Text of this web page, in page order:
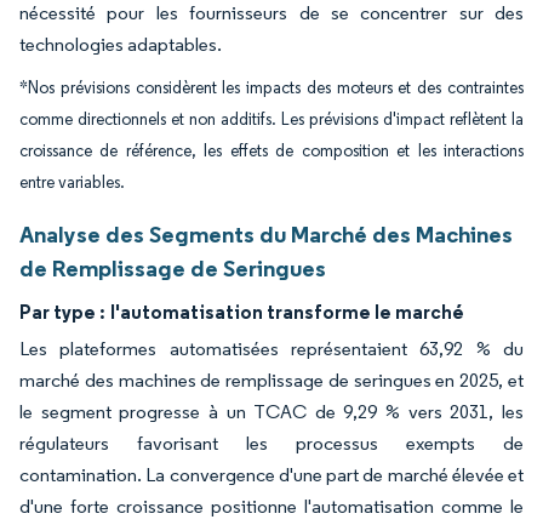
nécessité pour les fournisseurs de se concentrer sur des
technologies adaptables.
*Nos prévisions considèrent les impacts des moteurs et des contraintes
comme directionnels et non additifs. Les prévisions d'impact reflètent la
croissance de référence, les effets de composition et les interactions
entre variables.
Analyse des Segments du Marché des Machines
de Remplissage de Seringues
Par type : l'automatisation transforme le marché
Les plateformes automatisées représentaient 63,92 % du
marché des machines de remplissage de seringues en 2025, et
le segment progresse à un TCAC de 9,29 % vers 2031, les
régulateurs favorisant les processus exempts de
contamination. La convergence d'une part de marché élevée et
d'une forte croissance positionne l'automatisation comme le